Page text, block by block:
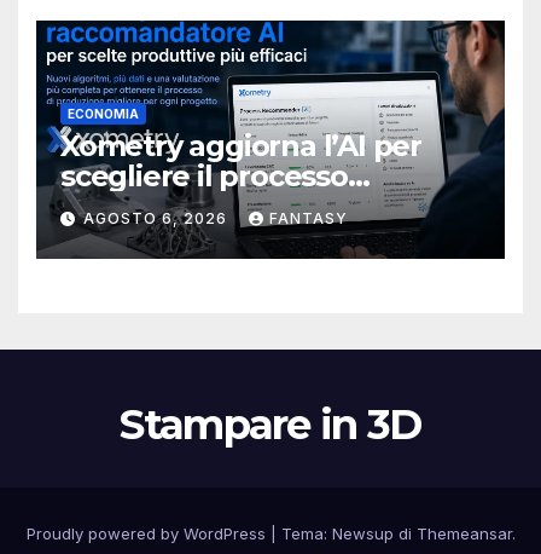
ECONOMIA
Xometry aggiorna l’AI per
scegliere il processo
produttivo più adatto
AGOSTO 6, 2026 FANTASY
Stampare in 3D
Proudly powered by WordPress Tema: Newsup di Themeansar.